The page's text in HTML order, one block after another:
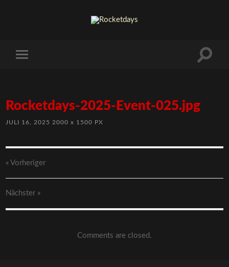
Rocketdays-2025-Event-025.jpg
JULI 16, 2025 2000x 1500 PX
« Vorheriger
Nächster »
Comments are closed.